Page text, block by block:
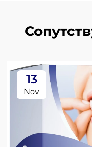
13
Nov